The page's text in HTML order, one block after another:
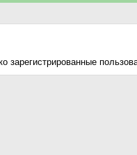
зарегистрированные